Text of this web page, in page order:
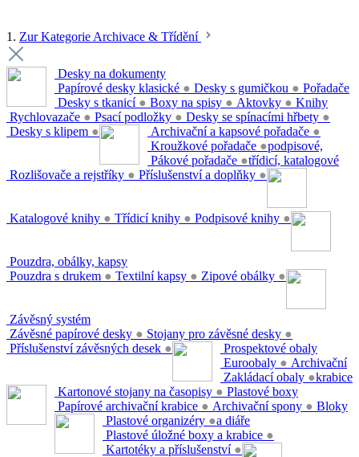
1. Zur Kategorie Archivace & Třídění
Desky na dokumenty
Papírové desky klasické ● Desky s gumičkou ●
Desky s tkanicí ● Boxy na spisy ● Aktovky ●
Rychlovazače ● Psací podložky ● Desky se spínacími hřbety ●
Desky s klipem ●
Pořadače
Archivační a kapsové pořadače ●
Kroužkové pořadače ●
Pákové pořadače ●
Rozlišovače a rejstříky ● Příslušenství a doplňky ●
Knihy
podpisové,
třídicí, katalogové
Katalogové knihy ● Třídicí knihy ● Podpisové knihy ●
Pouzdra, obálky, kapsy
Pouzdra s drukem ● Textilní kapsy ● Zipové obálky ●
Závěsný systém
Závěsné papírové desky ● Stojany pro závěsné desky ●
Příslušenství závěsných desek ●
Prospektové obaly
Euroobaly ●
Zakládací obaly ●
Archivační
krabice
Kartonové stojany na časopisy ●
Papírové archivační krabice ● Archivační spony ●
Plastové boxy
Plastové organizéry ●
Plastové úložné boxy a krabice ●
Kartotéky a příslušenství ●
Bloky
a diáře